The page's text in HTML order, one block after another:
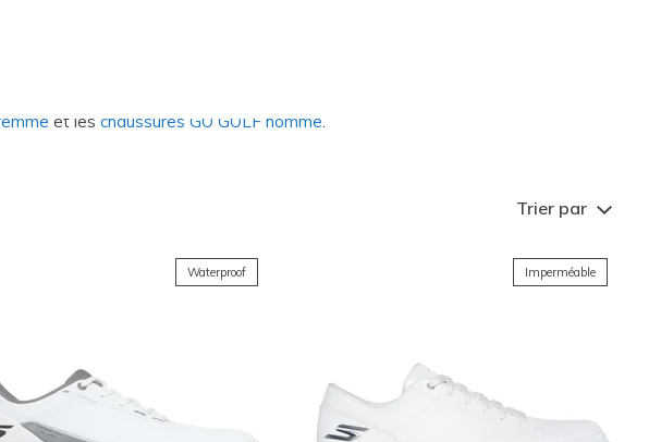
et les chaussures GO GOLF homme.
Trier par
Waterproof Imperméable